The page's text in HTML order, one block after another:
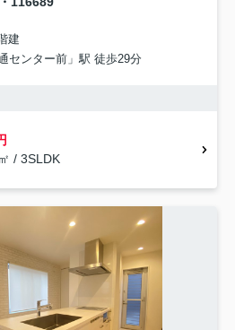
建
センター前」駅 徒歩29分
/ 3SLDK